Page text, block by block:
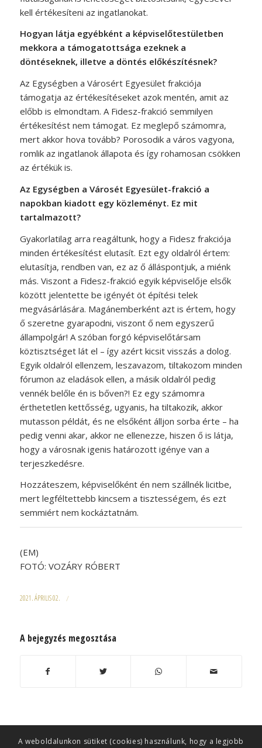
kell értékesíteni az ingatlanokat.
Hogyan látja egyébként a képviselőtestületben
mekkora a támogatottsága ezeknek a
döntéseknek, illetve a döntés előkészítésnek?
Az Egységben a Városért Egyesület frakciója
támogatja az értékesítéseket azok mentén, amit az
előbb is elmondtam. A Fidesz-frakció semmilyen
értékesítést nem támogat. Ez meglepő számomra,
mert akkor hova tovább? Porosodik a város vagyona,
romlik az ingatlanok állapota és így rohamosan csökken
az értékük is.
Az Egységben a Városét Egyesület-frakció a
napokban kiadott egy közleményt. Ez mit
tartalmazott?
Gyakorlatilag arra reagáltunk, hogy a Fidesz frakciója
minden értékesítést elutasít. Ezt egy oldalról értem:
elutasítja, rendben van, ez az ő álláspontjuk, a miénk
más. Viszont a Fidesz-frakció egyik képviselője elsők
között jelentette be igényét öt építési telek
megvásárlására. Magánemberként azt is értem, hogy
ő szeretne gyarapodni, viszont ő nem egyszerű
állampolgár! A szóban forgó képviselőtársam
köztisztséget lát el – így azért kicsit visszás a dolog.
Egyik oldalról ellenzem, leszavazom, tiltakozom minden
fórumon az eladások ellen, a másik oldalról pedig
vennék belőle én is bőven?! Ez egy számomra
érthetetlen kettősség, ugyanis, ha tiltakozik, akkor
mutasson példát, és ne elsőként álljon sorba érte – ha
pedig venni akar, akkor ne ellenezze, hiszen ő is látja,
hogy a városnak igenis határozott igénye van a
terjeszkedésre.
Hozzáteszem, képviselőként én nem szállnék licitbe,
mert legféltettebb kincsem a tisztességem, és ezt
semmiért nem kockáztatnám.
(EM)
FOTÓ: VOZÁRY RÓBERT
2021. ÁPRILIS 02. /
A bejegyzés megosztása
A weboldalunkon sütiket (cookies) használunk, hogy a legjobb